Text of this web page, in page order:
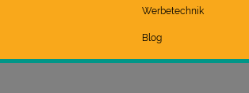
Werbetechnik
Blog